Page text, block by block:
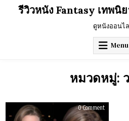
รีวิวหนัง Fantasy เทพนิ
ดูหนังออนไ
Menu
หมวดหมู่:
0 Commenton